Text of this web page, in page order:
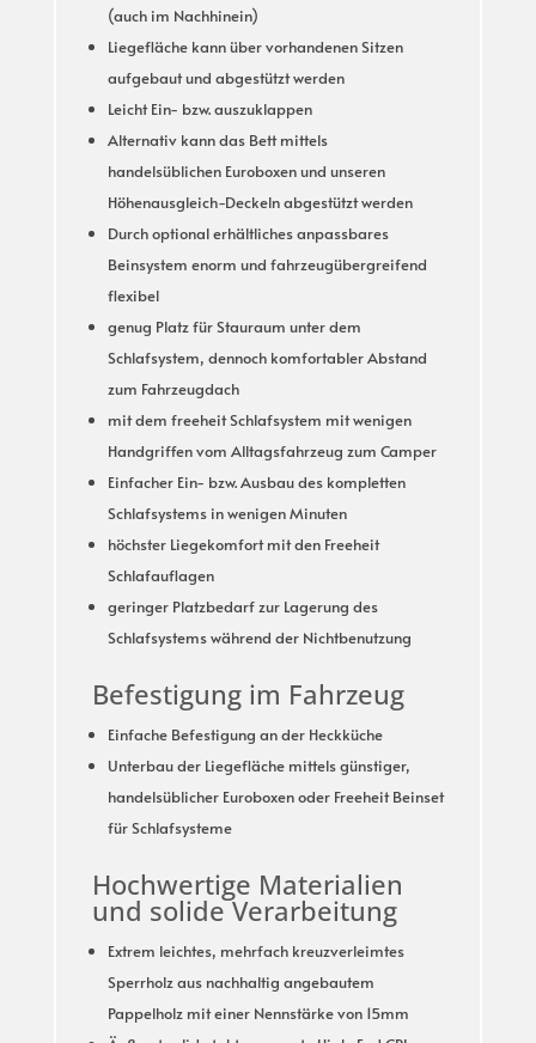
(auch im Nachhinein)
Liegefläche kann über vorhandenen Sitzen
aufgebaut und abgestützt werden
Leicht Ein- bzw. auszuklappen
Alternativ kann das Bett mittels
handelsüblichen Euroboxen und unseren
Höhenausgleich-Deckeln abgestützt werden
Durch optional erhältliches anpassbares
Beinsystem enorm und fahrzeugübergreifend
flexibel
genug Platz für Stauraum unter dem
Schlafsystem, dennoch komfortabler Abstand
zum Fahrzeugdach
mit dem freeheit Schlafsystem mit wenigen
Handgriffen vom Alltagsfahrzeug zum Camper
Einfacher Ein- bzw. Ausbau des kompletten
Schlafsystems in wenigen Minuten
höchster Liegekomfort mit den Freeheit
Schlafauflagen
geringer Platzbedarf zur Lagerung des
Schlafsystems während der Nichtbenutzung
Befestigung im Fahrzeug
Einfache Befestigung an der Heckküche
Unterbau der Liegefläche mittels günstiger,
handelsüblicher Euroboxen oder Freeheit Beinset
für Schlafsysteme
Hochwertige Materialien
und solide Verarbeitung
Extrem leichtes, mehrfach kreuzverleimtes
Sperrholz aus nachhaltig angebautem
Pappelholz mit einer Nennstärke von 15mm